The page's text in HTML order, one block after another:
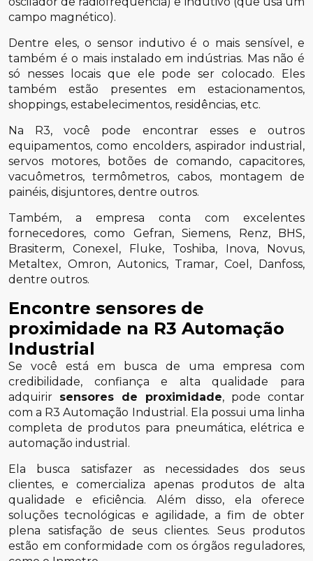
campo magnético).
Dentre eles, o sensor indutivo é o mais sensível, e
também é o mais instalado em indústrias. Mas não é
só nesses locais que ele pode ser colocado. Eles
também estão presentes em estacionamentos,
shoppings, estabelecimentos, residências, etc.
Na R3, você pode encontrar esses e outros
equipamentos, como encolders, aspirador industrial,
servos motores, botões de comando, capacitores,
vacuômetros, termômetros, cabos, montagem de
painéis, disjuntores, dentre outros.
Também, a empresa conta com excelentes
fornecedores, como Gefran, Siemens, Renz, BHS,
Brasiterm, Conexel, Fluke, Toshiba, Inova, Novus,
Metaltex, Omron, Autonics, Tramar, Coel, Danfoss,
dentre outros.
Encontre sensores de
proximidade na R3 Automação
Industrial
Se você está em busca de uma empresa com
credibilidade, confiança e alta qualidade para
adquirir sensores de proximidade, pode contar
com a R3 Automação Industrial. Ela possui uma linha
completa de produtos para pneumática, elétrica e
automação industrial.
Ela busca satisfazer as necessidades dos seus
clientes, e comercializa apenas produtos de alta
qualidade e eficiência. Além disso, ela oferece
soluções tecnológicas e agilidade, a fim de obter
plena satisfação de seus clientes. Seus produtos
estão em conformidade com os órgãos reguladores,